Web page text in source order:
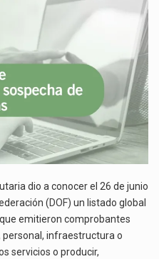
El Departamento de Agricultura de Estados Unidos (USDA) suspendió el 5 de agosto de 2026…
dio a conocer el 26 de junio
(DOF) un listado global
emitieron comprobantes
personal, infraestructura o
servicios o producir,